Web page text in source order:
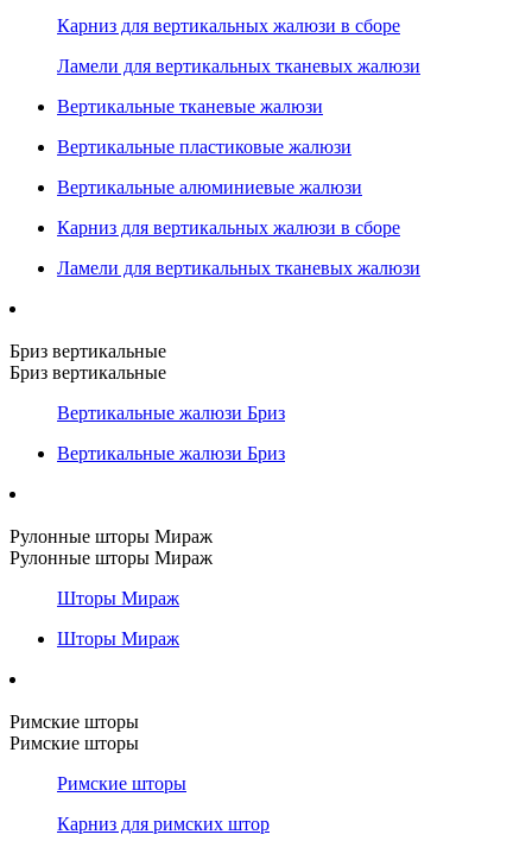
Карниз для вертикальных жалюзи в сборе
Ламели для вертикальных тканевых жалюзи
Вертикальные тканевые жалюзи
Вертикальные пластиковые жалюзи
Вертикальные алюминиевые жалюзи
Карниз для вертикальных жалюзи в сборе
Ламели для вертикальных тканевых жалюзи
Бриз вертикальные
Бриз вертикальные
Вертикальные жалюзи Бриз
Вертикальные жалюзи Бриз
Рулонные шторы Мираж
Рулонные шторы Мираж
Шторы Мираж
Шторы Мираж
Римские шторы
Римские шторы
Римские шторы
Карниз для римских штор